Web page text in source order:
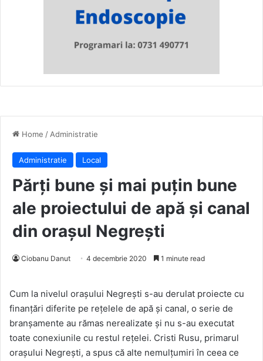
Home / Administratie
Administratie Local
Părți bune și mai puțin bune
ale proiectului de apă și canal
din orașul Negrești
Ciobanu Danut 4 decembrie 2020 1 minute read
Cum la nivelul orașului Negrești s-au derulat proiecte cu
finanțări diferite pe rețelele de apă și canal, o serie de
branșamente au rămas nerealizate și nu s-au executat
toate conexiunile cu restul rețelei. Cristi Rusu, primarul
orașului Negrești, a spus că alte nemulțumiri în ceea ce